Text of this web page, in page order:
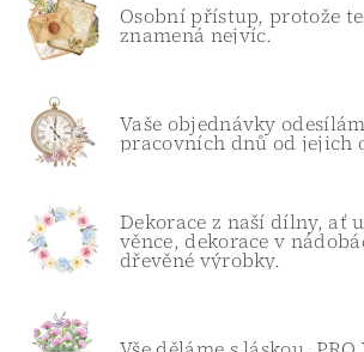
Osobní přístup, protože
znamená nejvíc.
Vaše objednávky
pracovních dnů od jejich
Dekorace z naší dílny, ať
věnce, dekorace v
dřevěné výrobky.